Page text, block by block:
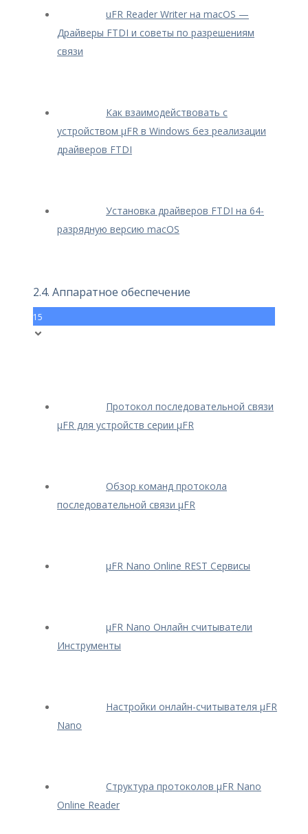
uFR Reader Writer на macOS —
Драйверы FTDI и советы по разрешениям
связи
Как взаимодействовать с
устройством μFR в Windows без реализации
драйверов FTDI
Установка драйверов FTDI на 64-
разрядную версию macOS
2.4. Аппаратное обеспечение
15
Протокол последовательной связи
μFR для устройств серии μFR
Обзор команд протокола
последовательной связи μFR
μFR Nano Online REST Сервисы
μFR Nano Онлайн считыватели
Инструменты
Настройки онлайн-считывателя μFR
Nano
Структура протоколов μFR Nano
Online Reader